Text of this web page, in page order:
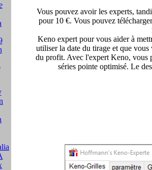
Vous pouvez avoir les experts,
pour 10 €. Vous pouvez
Keno expert pour vous aider à
utiliser la date du tirage et que
du profit. Avec l'expert Keno, vous
séries pointe optimisé. Le